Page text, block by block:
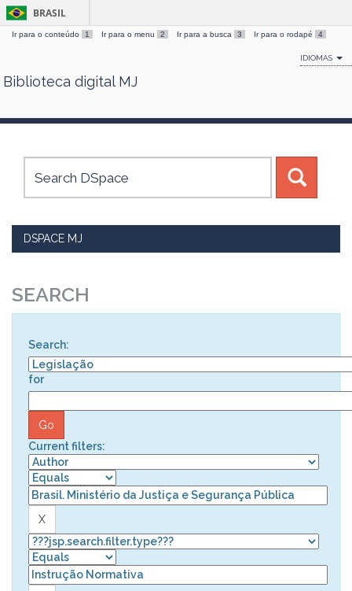
Skip
BRASIL
Ir para o conteúdo 1 Ir para o menu 2 Ir para a busca 3 Ir para o rodapé 4
IDIOMAS
Biblioteca digital MJ
DSPACE MJ
SEARCH
Search:
for
Current filters: